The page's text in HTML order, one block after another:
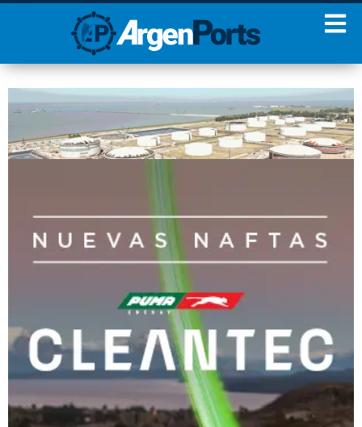
¡Sumate a nuestro
Newsletter!
Nombre Apellidos
Estoy de acuerdo con las
condiciones y políticas de
privacidad.